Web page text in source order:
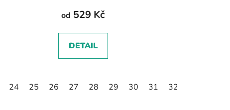
od 529 Kč
DETAIL
24 25 26 27 28 29 30 31 32